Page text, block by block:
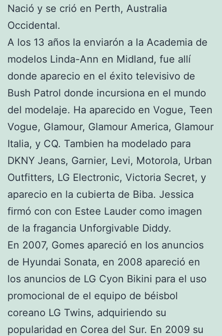
Nació y se crió en Perth, Australia
Occidental.
A los 13 años la enviarón a la Academia de
modelos Linda-Ann en Midland, fue allí
donde aparecio en el éxito televisivo de
Bush Patrol donde incursiona en el mundo
del modelaje. Ha aparecido en Vogue, Teen
Vogue, Glamour, Glamour America, Glamour
Italia, y CQ. Tambien ha modelado para
DKNY Jeans, Garnier, Levi, Motorola, Urban
Outfitters, LG Electronic, Victoria Secret, y
aparecio en la cubierta de Biba. Jessica
firmó con con Estee Lauder como imagen
de la fragancia Unforgivable Diddy.
En 2007, Gomes apareció en los anuncios
de Hyundai Sonata, en 2008 apareció en
los anuncios de LG Cyon Bikini para el uso
promocional de el equipo de béisbol
coreano LG Twins, adquiriendo su
popularidad en Corea del Sur. En 2009 su